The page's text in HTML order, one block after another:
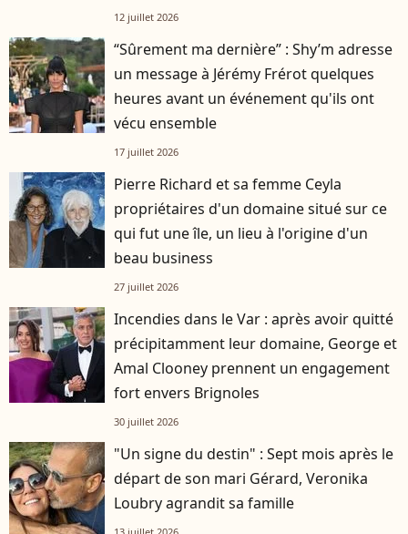
12 juillet 2026
“Sûrement ma dernière” : Shy’m adresse
un message à Jérémy Frérot quelques
heures avant un événement qu'ils ont
vécu ensemble
17 juillet 2026
Pierre Richard et sa femme Ceyla
propriétaires d'un domaine situé sur ce
qui fut une île, un lieu à l'origine d'un
beau business
27 juillet 2026
Incendies dans le Var : après avoir quitté
précipitamment leur domaine, George et
Amal Clooney prennent un engagement
fort envers Brignoles
30 juillet 2026
"Un signe du destin" : Sept mois après le
départ de son mari Gérard, Veronika
Loubry agrandit sa famille